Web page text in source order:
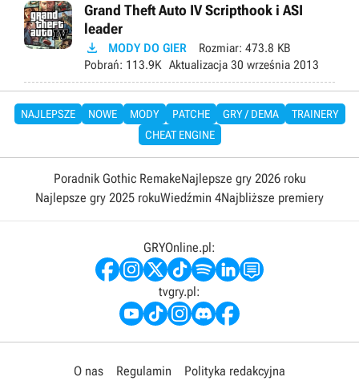
Grand Theft Auto IV Scripthook i ASI
leader
 MODY DO GIER Rozmiar: 473.8 KB
Pobrań: 113.9K Aktualizacja 30 września 2013
NAJLEPSZE NOWE MODY PATCHE GRY / DEMA
TRAINERY
CHEAT ENGINE
Poradnik Gothic RemakeNajlepsze gry 2026 roku
Najlepsze gry 2025 rokuWiedźmin 4Najbliższe premiery
GRYOnline.pl:
tvgry.pl:
O nas Regulamin Polityka redakcyjna